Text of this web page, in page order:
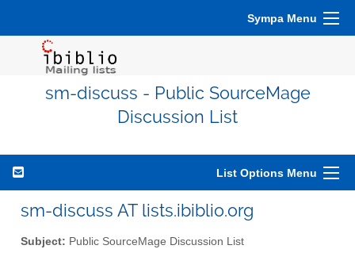
Sympa Menu
sm-discuss - Public SourceMage
Discussion List
List Options Menu
sm-discuss AT lists.ibiblio.org
Subject: Public SourceMage Discussion List